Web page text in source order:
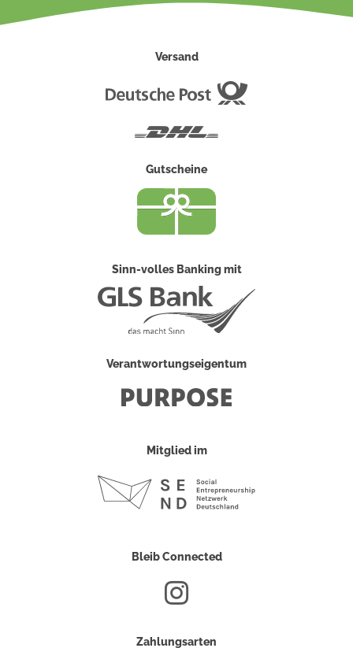
Versand
Gutscheine
Sinn-volles Banking mit
Verantwortungseigentum
Mitglied im
Bleib Connected
Zahlungsarten